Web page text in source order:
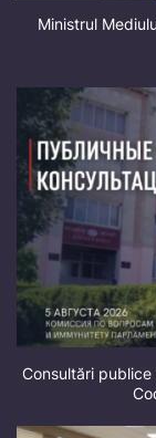
Ministrul
Consultări